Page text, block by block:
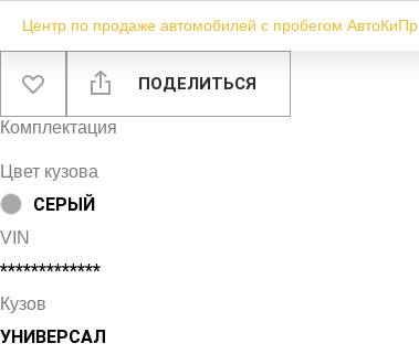
Центр по продаже автомобилей с пробегом АвтоКиПр
ПОДЕЛИТЬСЯ
Комплектация
Цвет кузова
СЕРЫЙ
VIN
*************
Кузов
УНИВЕРСАЛ